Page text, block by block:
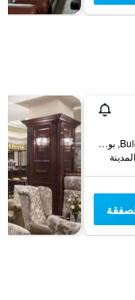
Bulevardul Aerogarii 23, بوخارست, رومانيا